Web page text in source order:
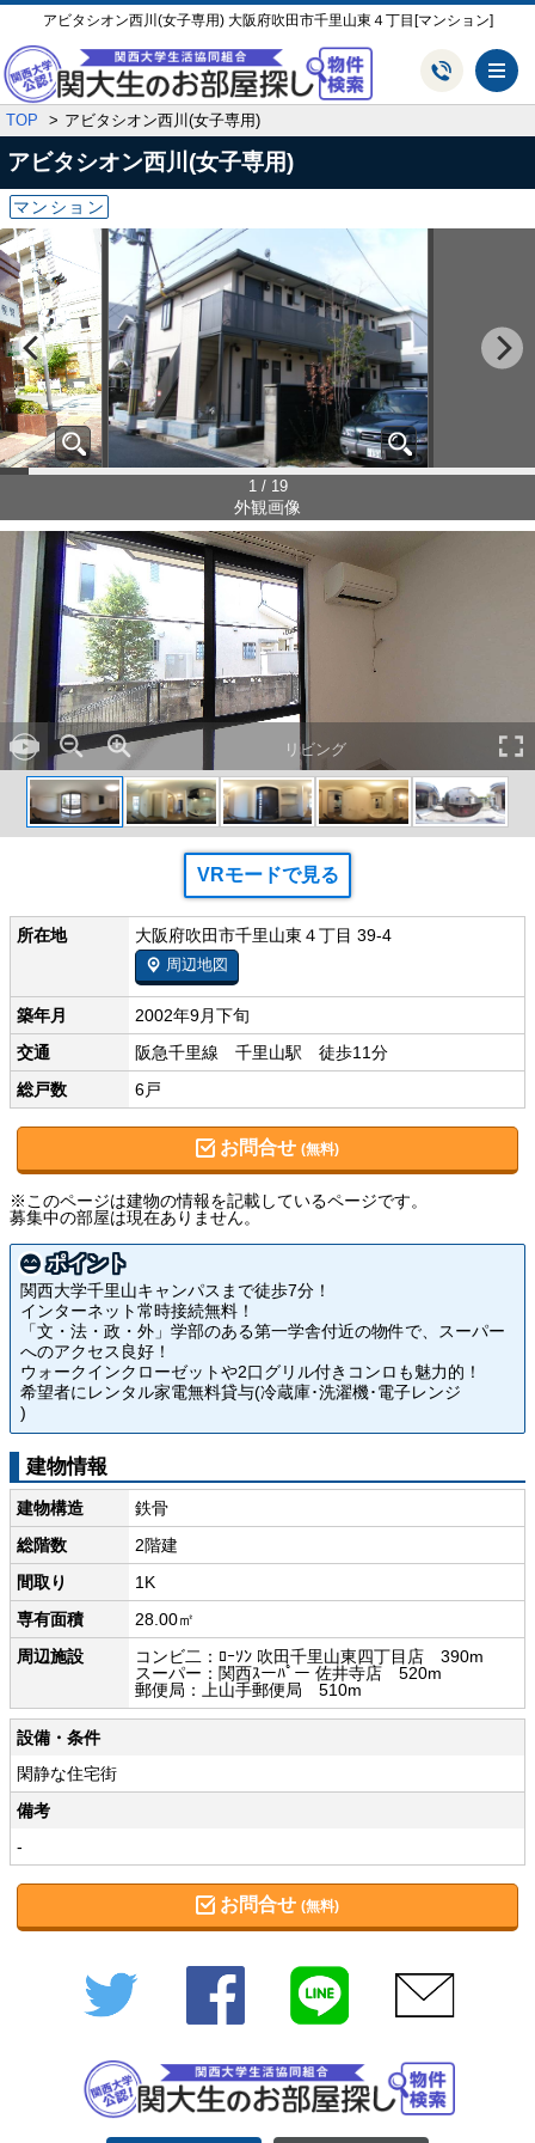
アビタシオン西川(女子専用) 大阪府吹田市千里山東４丁目[マンション]
TOP アビタシオン西川(女子専用)
アビタシオン西川(女子専用)
マンション
1 / 19
外観画像
リビング
VRモードで見る
所在地 大阪府吹田市千里山東４丁目 39-4
周辺地図
築年月
2002年9月下旬
交通
阪急千里線 千里山駅 徒歩11分
総戸数
6戸
お問合せ (無料)
※このページは建物の情報を記載しているページです。
募集中の部屋は現在ありません。
ポイント
関西大学千里山キャンパスまで徒歩7分！
インターネット常時接続無料！
「文・法・政・外」学部のある第一学舎付近の物件で、スーパー
へのアクセス良好！
ウォークインクローゼットや2口グリル付きコンロも魅力的！
希望者にレンタル家電無料貸与(冷蔵庫･洗濯機･電子レンジ
)
建物情報
建物構造
鉄骨
総階数
2階建
間取り
1K
専有面積
28.00㎡
周辺施設
コンビ二：ﾛｰｿﾝ 吹田千里山東四丁目店 390m
スーパー：関西ｽーﾊﾟー 佐井寺店 520m
郵便局：上山手郵便局 510m
設備・条件
閑静な住宅街
備考
-
お問合せ (無料)
Twitter Facebook